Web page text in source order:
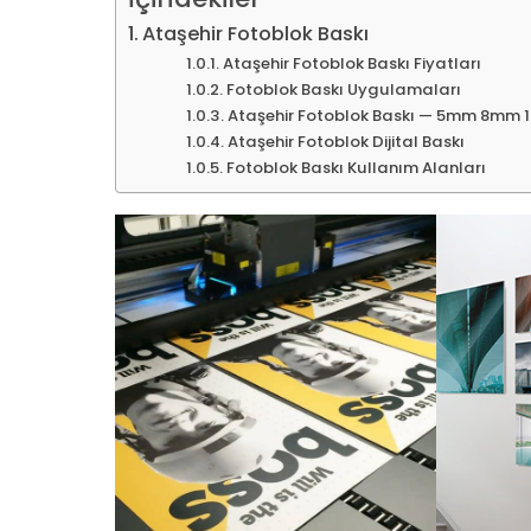
Ataşehir Fotoblok Baskı
Ataşehir Fotoblok Baskı Fiyatları
Fotoblok Baskı Uygulamaları
Ataşehir Fotoblok Baskı — 5mm 8mm
Ataşehir Fotoblok Dijital Baskı
Fotoblok Baskı Kullanım Alanları